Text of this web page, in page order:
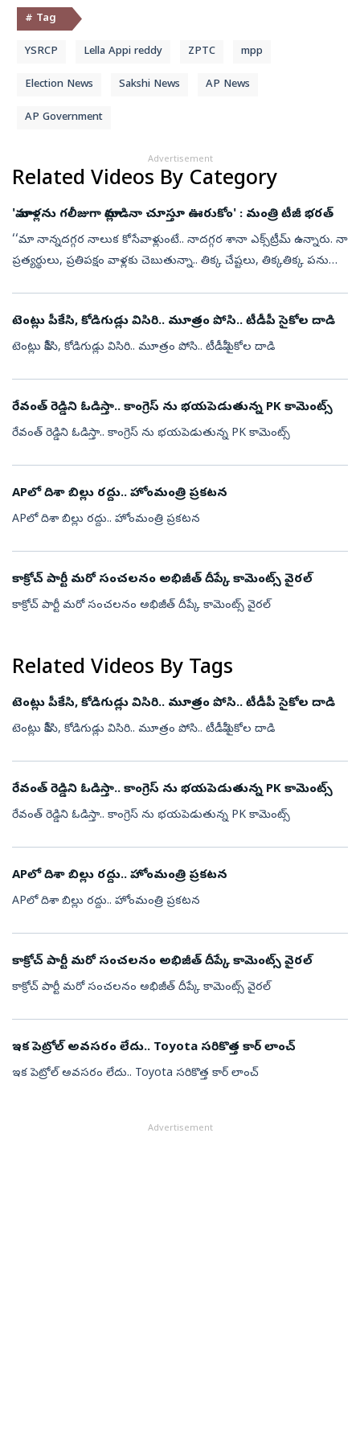
# Tag
YSRCP Lella Appi reddy ZPTC mpp
Election News Sakshi News AP News
AP Government
Advertisement
Related Videos By Category
'మా వాళ్లను గలీజుగా మాట్లాడినా చూస్తూ ఊరుకోం' : మంత్రి టీజీ భరత్‌
‘‘మా నాన్నదగ్గర నాలుక కోసేవాళ్లుంటే.. నాదగ్గర శానా ఎక్స్‌ట్రీమ్‌ ఉన్నారు. నా
ప్రత్యర్థులు, ప్రతిపక్షం వాళ్లకు చెబుతున్నా.. తిక్క చేష్టలు, తిక్కతిక్క పనులు
టెంట్లు పీకేసి, కోడిగుడ్లు విసిరి.. మూత్రం పోసి.. టీడీపీ సైకోల దాడి
టెంట్లు పీకేసి, కోడిగుడ్లు విసిరి.. మూత్రం పోసి.. టీడీపీ సైకోల దాడి
రేవంత్ రెడ్డిని ఓడిస్తా.. కాంగ్రెస్ ను భయపెడుతున్న PK కామెంట్స్
రేవంత్ రెడ్డిని ఓడిస్తా.. కాంగ్రెస్ ను భయపెడుతున్న PK కామెంట్స్
APలో దిశా బిల్లు రద్దు.. హోంమంత్రి ప్రకటన
APలో దిశా బిల్లు రద్దు.. హోంమంత్రి ప్రకటన
కాక్రోచ్ పార్టీ మరో సంచలనం అభిజీత్ దీప్కే కామెంట్స్ వైరల్
కాక్రోచ్ పార్టీ మరో సంచలనం అభిజీత్ దీప్కే కామెంట్స్ వైరల్
Related Videos By Tags
టెంట్లు పీకేసి, కోడిగుడ్లు విసిరి.. మూత్రం పోసి.. టీడీపీ సైకోల దాడి
టెంట్లు పీకేసి, కోడిగుడ్లు విసిరి.. మూత్రం పోసి.. టీడీపీ సైకోల దాడి
రేవంత్ రెడ్డిని ఓడిస్తా.. కాంగ్రెస్ ను భయపెడుతున్న PK కామెంట్స్
రేవంత్ రెడ్డిని ఓడిస్తా.. కాంగ్రెస్ ను భయపెడుతున్న PK కామెంట్స్
APలో దిశా బిల్లు రద్దు.. హోంమంత్రి ప్రకటన
APలో దిశా బిల్లు రద్దు.. హోంమంత్రి ప్రకటన
కాక్రోచ్ పార్టీ మరో సంచలనం అభిజీత్ దీప్కే కామెంట్స్ వైరల్
కాక్రోచ్ పార్టీ మరో సంచలనం అభిజీత్ దీప్కే కామెంట్స్ వైరల్
ఇక పెట్రోల్ అవసరం లేదు.. Toyota సరికొత్త కార్ లాంచ్
ఇక పెట్రోల్ అవసరం లేదు.. Toyota సరికొత్త కార్ లాంచ్
Advertisement